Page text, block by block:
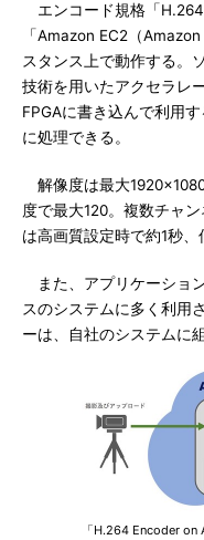
エンコード規格「H.264
「Amazon EC2（
スタンス上で動作する。
技術を用いたアクセラレ
FPGAに書き込んで利用
に処理できる。
解像度は最大
度で最大120。複数チャ
は高画質設定時で約1秒、
また、アプリケーショ
スのシステムに多く利用
ーは、自社のシステムに
「H.264 Encoder on